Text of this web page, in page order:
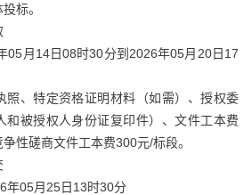
标。
05月14日08时30分到2026年05月20日17
照、特定资格证明材料（如需）、授权委
和被授权人身份证复印件）、文件工本费
性磋商文件工本费300元/标段。
年05月25日13时30分